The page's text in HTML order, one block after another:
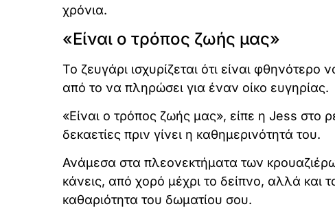
χρόνια.
«Είναι ο τρόπος ζωής μας»
Το ζευγάρι ισχυρίζεται ότι είναι
από το να πληρώσει για έναν οίκο ευγηρίας.
«Είναι ο τρόπος ζωής μας», είπε η Jess στο
δεκαετίες πριν γίνει η καθημερινότητά του.
Ανάμεσα στα πλεονεκτήματα των
κάνεις, από χορό μέχρι το δείπνο, αλλά και
καθαριότητα του δωματίου σου.